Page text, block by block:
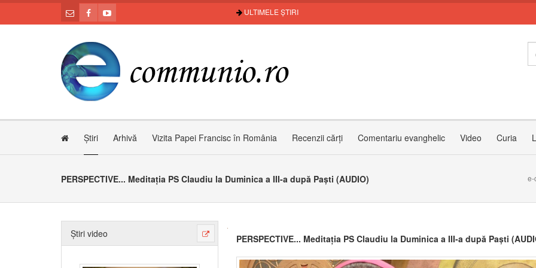
ULTIMELE ȘTIRI
Știri Arhivă Vizita Papei Francisc în România Recenzii cărți Comentariu evanghelic Video Curia
PERSPECTIVE... Meditația PS Claudiu la Duminica a III-a după Paști (AUDIO) e-
Știri video PERSPECTIVE... Meditația PS Claudiu la Duminica a III-a după Paști